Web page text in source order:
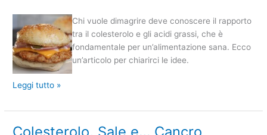
Chi vuole dimagrire deve conoscere il rapporto
tra il colesterolo e gli acidi grassi, che è
fondamentale per un’alimentazione sana. Ecco
un’articolo per chiarirci le idee.
polinsaturi,
saturi
e
idrogenati
Leggi tutto »
Colesterolo,